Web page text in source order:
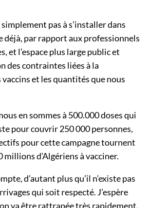
pas à s’installer dans
déjà, par rapport aux professionnels
et l’espace plus large public et
des contraintes liées à la
et les quantités que nous
en sommes à 500.000 doses qui
pour couvrir 250 000 personnes,
pour cette campagne tournent
millions d’Algériens à vacciner.
d’autant plus qu’il n’existe pas
qui soit respecté. J’espère
va être rattrapée très rapidement.